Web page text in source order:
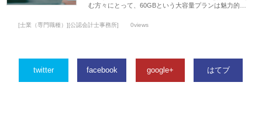
む方々にとって、60GBという大容量プランは魅力的…
[士業（専門職種）][公認会計士事務所] 0views
twitter facebook google+ はてブ